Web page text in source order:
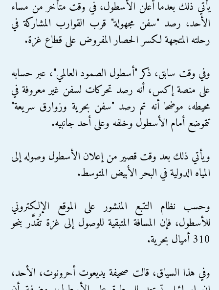
يأتي ذلك بعدما أعلن الأسطول، في وقت متأخر من مساء
الأحد، رصد "سفن مجهولة" قرب القوارب المشاركة في
رحلته المتجهة لكسر الحصار المفروض على قطاع غزة.
وفي وقت سابق، ذكر "أسطول الصمود العالمي"، عبر حسابه
على منصة إكس، أنه رصد تحركات لسفن غير معروفة في
محيطه، موضحا أنه تم رصد "سفن بحرية وزوارق سريعة"
تتموضع أمام الأسطول وخلفه وعلى أحد جانبيه.
ويأتي ذلك بعد وقت قصير من إعلان الأسطول وصوله إلى
المياه الدولية في البحر الأبيض المتوسط.
وحسب نظام التتبع المنشور على الموقع الإلكتروني
للأسطول، فإن المسافة المتبقية للوصول إلى غزة تُقدَّر بنحو
310 أميال بحرية.
وفي هذا السياق، قالت صحيفة يديعوت أحرونوت، الأحد،